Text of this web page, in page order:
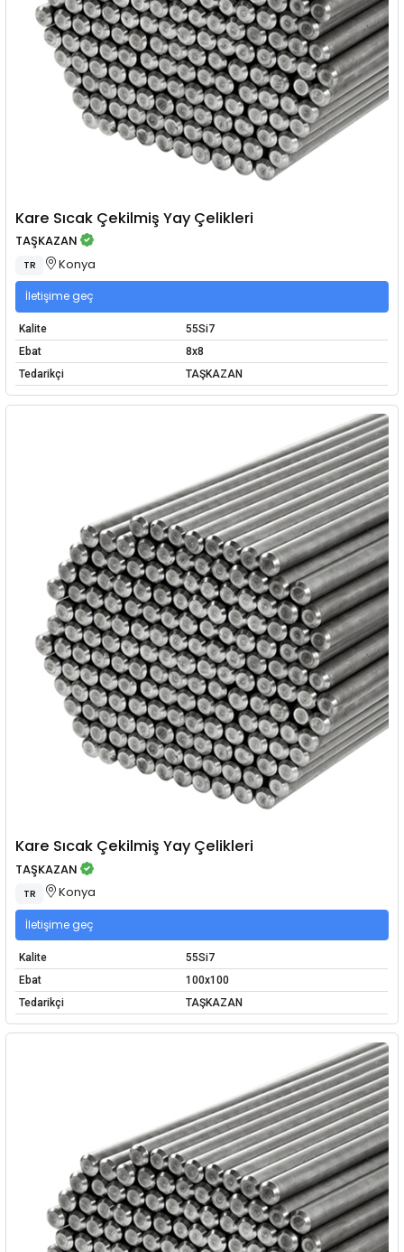
Kare Sıcak Çekilmiş Yay Çelikleri
TAŞKAZAN
TR Konya
İletişime geç
Kalite
55Si7
Ebat
8x8
Tedarikçi
TAŞKAZAN
Kare Sıcak Çekilmiş Yay Çelikleri
TAŞKAZAN
TR Konya
İletişime geç
Kalite
55Si7
Ebat
100x100
Tedarikçi
TAŞKAZAN